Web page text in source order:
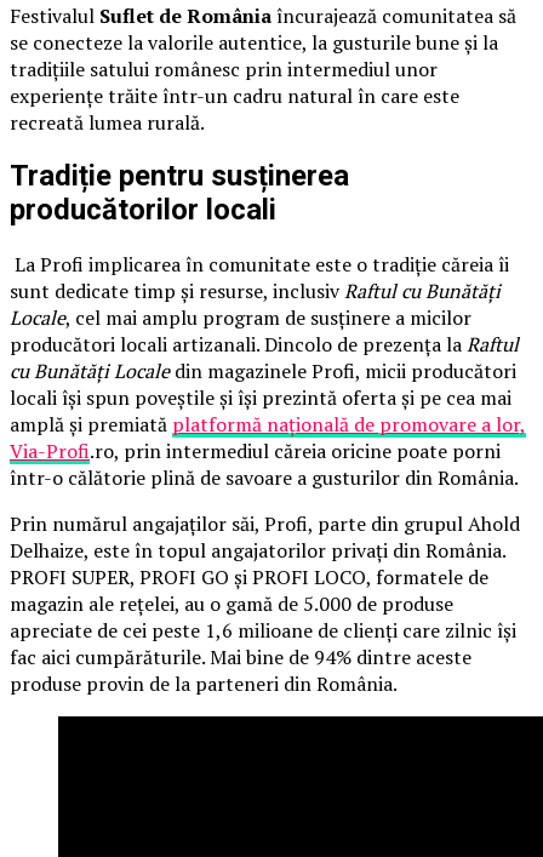
Festivalul Suflet de Româniaîncurajează comunitatea să
se conecteze la valorile autentice, la gusturile bune și la
tradițiile satului românesc prin intermediul unor
experiențe trăite într-un cadru natural în care este
recreată lumea rurală.
Tradiție pentru susținerea
producătorilor locali
La Profi implicarea în comunitate este o tradiție căreia îi
sunt dedicate timp și resurse, inclusivRaftul cu Bunătăți
Locale, cel mai amplu program de susținere a micilor
producători locali artizanali. Dincolo de prezența laRaftul
cu Bunătăți Localedin magazinele Profi, micii producători
locali își spun poveștile și își prezintă oferta și pe cea mai
amplă și premiată platformă națională de promovare a lor,
Via-Profi.ro, prin intermediul căreia oricine poate porni
într-o călătorie plină de savoare a gusturilor din România.
Prin numărul angajaților săi, Profi, parte din grupul Ahold
Delhaize, este în topul angajatorilor privați din România.
PROFI SUPER, PROFI GO și PROFI LOCO, formatele de
magazin ale rețelei, au o gamă de 5.000 de produse
apreciate de cei peste 1,6 milioane de clienți care zilnic își
fac aici cumpărăturile. Mai bine de 94% dintre aceste
produse provin de la parteneri din România.